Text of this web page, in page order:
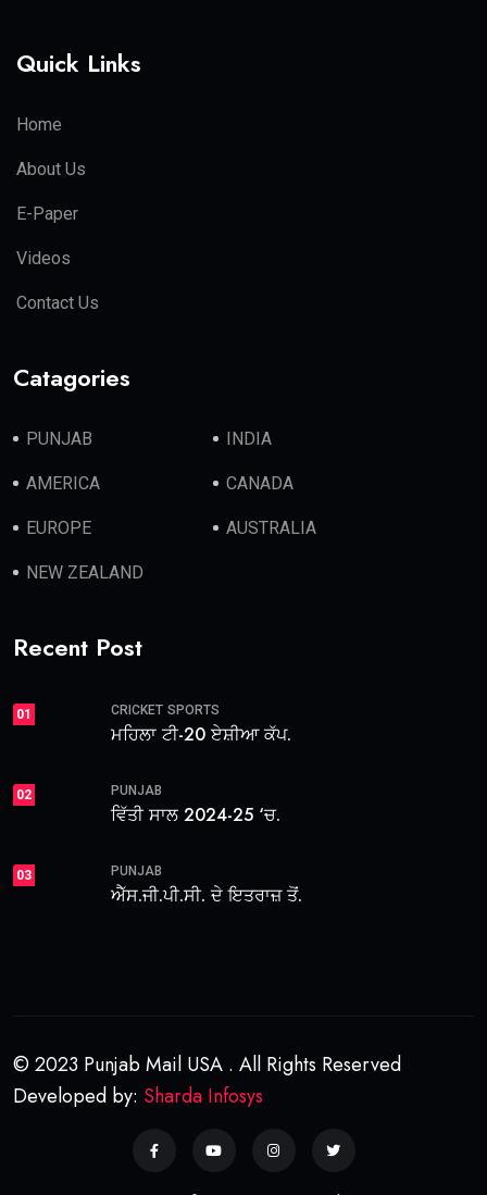
Quick Links
Home
About Us
E-Paper
Videos
Contact Us
Catagories
PUNJAB INDIA
AMERICA CANADA
EUROPE AUSTRALIA
NEW ZEALAND
Recent Post
01 CRICKET SPORTS
ਮਹਿਲਾ ਟੀ-20 ਏਸ਼ੀਆ ਕੱਪ.
02 PUNJAB
ਵਿੱਤੀ ਸਾਲ 2024-25 ‘ਚ.
03 PUNJAB
ਐੱਸ.ਜੀ.ਪੀ.ਸੀ. ਦੇ ਇਤਰਾਜ਼ ਤੋਂ.
© 2023 Punjab Mail USA . All Rights Reserved
Developed by: Sharda Infosys